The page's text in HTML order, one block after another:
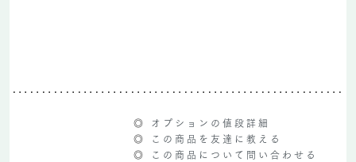
◎ オプションの値段詳細
◎
この商品を友達に教える
◎
この商品について問い合わせる